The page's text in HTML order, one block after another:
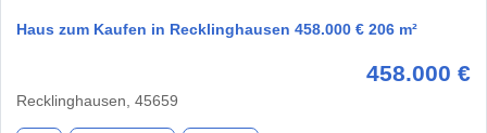
Haus zum Kaufen in Recklinghausen 458.000 € 206 m²
458.000 €
Recklinghausen, 45659